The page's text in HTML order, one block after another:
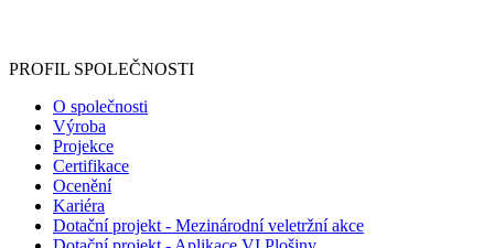
PROFIL SPOLEČNOSTI
O společnosti
Výroba
Projekce
Certifikace
Ocenění
Kariéra
Dotační projekt - Mezinárodní veletržní akce